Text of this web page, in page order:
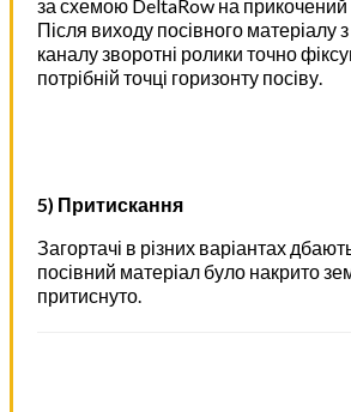
за схемою DeltaRow на прикочений
Після виходу посівного матеріалу
каналу зворотні ролики точно
потрібній точці горизонту посіву.
5) Притискання
Загортачі в різних варіантах
посівний матеріал було накрито
притиснуто.